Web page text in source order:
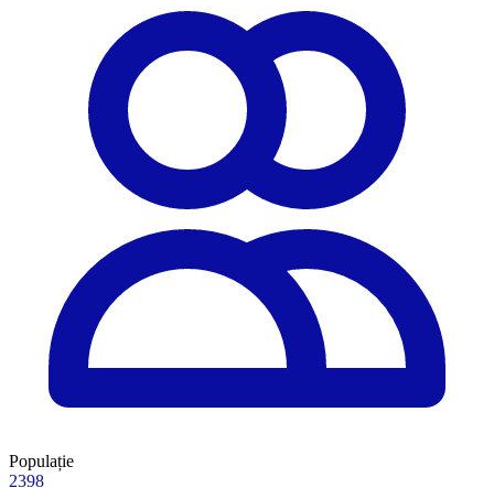
Populație
2398